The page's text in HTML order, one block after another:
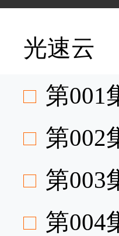
光速云
第001
第002
第003
第004